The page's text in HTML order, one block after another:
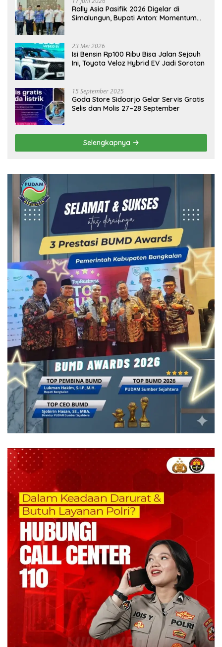
Rally Asia Pasifik 2026 Digelar di
Simalungun, Bupati Anton: Momentum
23 Mei 2026
Isi Bensin Rp100 Ribu Bisa Jalan Sejauh
Ini, Toyota Veloz Hybrid EV Jadi Sorotan
15 September 2025
Goda Store Sidoarjo Gelar Servis Gratis
Selis dan Molis 27–28 September
Selengkapnya